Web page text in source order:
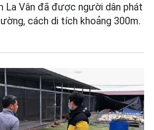
La Vân đã được người dân phát
cách di tích khoảng 300m.